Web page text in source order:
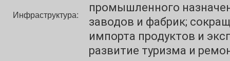
Инфраструктура:
промышленного
заводов и фабрик;
импорта продуктов и
развитие туризма и